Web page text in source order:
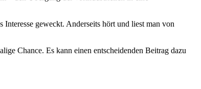
geweckt. Anderseits hört und liest man von
Chance. Es kann einen entscheidenden Beitrag dazu